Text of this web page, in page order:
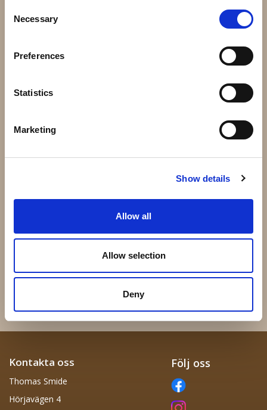
Selection
Necessary
Preferences
Statistics
Marketing
Show details
Allow all
Allow selection
Deny
780 kr
40.060.01 - 82x40m ∅16mm
62.012.12 - 120x120mm
196 kr
12.080 - 130x60mm
18 kr
Kontakta oss
Thomas Smide
Hörjavägen 4
Följ oss